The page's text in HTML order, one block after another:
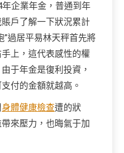
年企業年金，普通到年
戶了解一下狀況累計
”過居平易林天秤首先將
上，這代表感性的權
于年金是復利投資，
付的金額就越高。
身體健康檢查遭的狀
來壓力，也晦氣于加